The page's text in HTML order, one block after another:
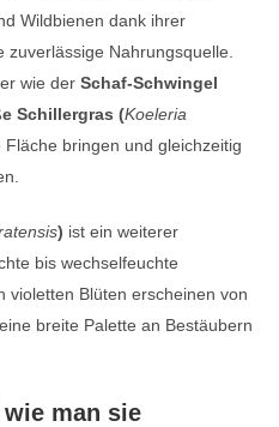
Wildbienen dank ihrer
Nahrungsquelle.
wie der Schaf-Schwingel
Schillergras (Koeleria
Fläche bringen und gleichzeitig
) ist ein weiterer
bis wechselfeuchte
violetten Blüten erscheinen von
breite Palette an Bestäubern
man sie